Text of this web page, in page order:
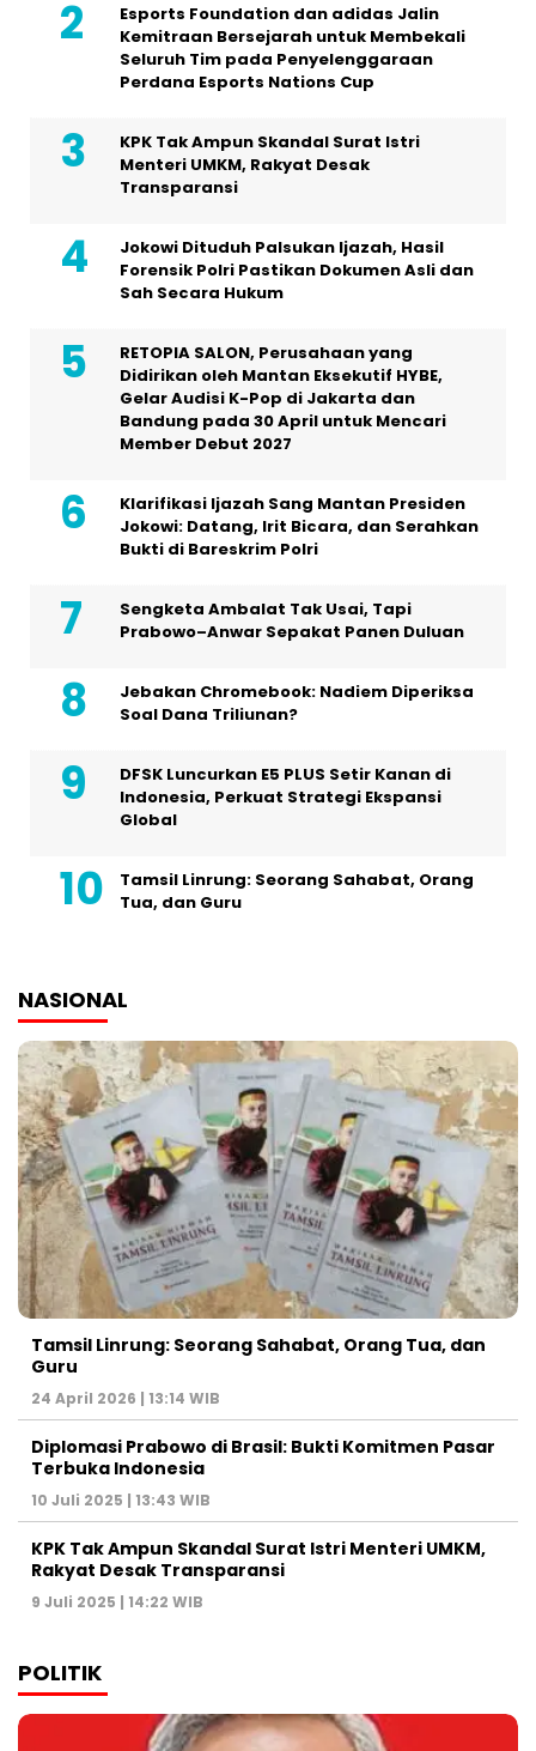
Esports Foundation dan adidas Jalin
Kemitraan Bersejarah untuk Membekali
Seluruh Tim pada Penyelenggaraan
Perdana Esports Nations Cup
KPK Tak Ampun Skandal Surat Istri
Menteri UMKM, Rakyat Desak
Transparansi
Jokowi Dituduh Palsukan Ijazah, Hasil
Forensik Polri Pastikan Dokumen Asli dan
Sah Secara Hukum
RETOPIA SALON, Perusahaan yang
Didirikan oleh Mantan Eksekutif HYBE,
Gelar Audisi K-Pop di Jakarta dan
Bandung pada 30 April untuk Mencari
Member Debut 2027
Klarifikasi Ijazah Sang Mantan Presiden
Jokowi: Datang, Irit Bicara, dan Serahkan
Bukti di Bareskrim Polri
Sengketa Ambalat Tak Usai, Tapi
Prabowo–Anwar Sepakat Panen Duluan
Jebakan Chromebook: Nadiem Diperiksa
Soal Dana Triliunan?
DFSK Luncurkan E5 PLUS Setir Kanan di
Indonesia, Perkuat Strategi Ekspansi
Global
Tamsil Linrung: Seorang Sahabat, Orang
Tua, dan Guru
NASIONAL
Tamsil Linrung: Seorang Sahabat, Orang Tua, dan
Guru
24 April 2026 | 13:14 WIB
Diplomasi Prabowo di Brasil: Bukti Komitmen Pasar
Terbuka Indonesia
10 Juli 2025 | 13:43 WIB
KPK Tak Ampun Skandal Surat Istri Menteri UMKM,
Rakyat Desak Transparansi
9 Juli 2025 | 14:22 WIB
POLITIK